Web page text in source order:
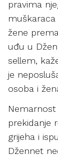
pravima
žene
uđu u
sellem,
je
osoba i
prekidanje
grijeha i
Džennet